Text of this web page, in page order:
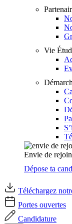
Vie
Envie de
Dépose ta
Téléchargez
Portes ouvertes
Candidature